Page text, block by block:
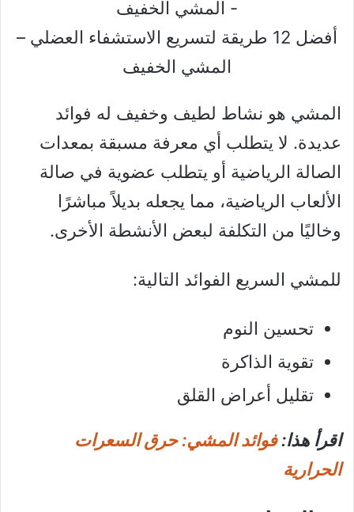
أفضل 12 طريقة لتسريع الاستشفاء العضلي –
المشي الخفيف
المشي هو نشاط لطيف وخفيف له فوائد
عديدة. لا يتطلب أي معرفة مسبقة بمعدات
الصالة الرياضية أو يتطلب عضوية في صالة
الألعاب الرياضية، مما يجعله بديلاً مباشرًا
وخاليًا من التكلفة لبعض الأنشطة الأخرى.
للمشي السريع الفوائد التالية:
تحسين النوم
تقوية الذاكرة
تقليل أعراض القلق
اقرأ هذا:فوائد المشي: حرق السعرات
الحرارية